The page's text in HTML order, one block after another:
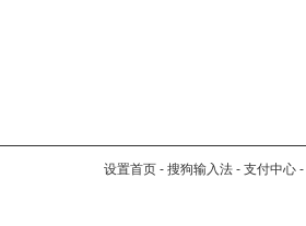
设置首页 - 搜狗输入法 - 支付中心 -